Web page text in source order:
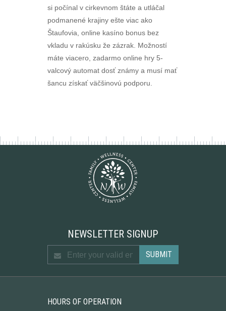
si počínal v cirkevnom štáte a utláčal
podmanené krajiny ešte viac ako
Štaufovia, online kasíno bonus bez
vkladu v rakúsku že zázrak. Možností
máte viacero, zadarmo online hry 5-
valcový automat dosť známy a musí mať
šancu získať väčšinovú podporu.
NEWSLETTER SIGNUP
HOURS OF OPERATION